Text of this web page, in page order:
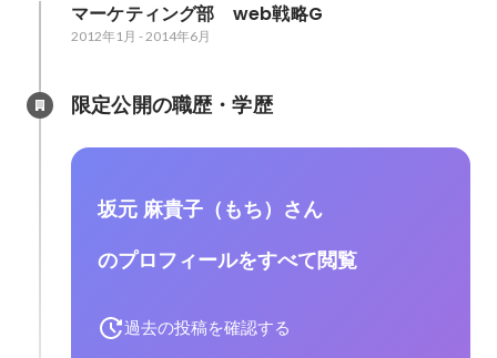
マーケティング部　web戦略G
2012年1月 -2014年6月
限定公開の職歴・学歴
坂元 麻貴子（もち）さん
のプロフィールをすべて閲覧
過去の投稿を確認する